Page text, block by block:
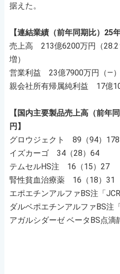
据えた。
【連結業績（前年同期比）25
売上高 213億6200万円（28.2
増）
営業利益 23億7900万円（―）
親会社所有帰属純利益 17億
【国内主要製品売上高（前年
円】
グロウジェクト 89（94）178
イズカーゴ 34（28）64
テムセルHS注 16（15）27
腎性貧血治療薬 16（18）31
エポエチンアルファBS注「
ダルベポエチンアルファBS
アガルシダーゼ ベータBS点